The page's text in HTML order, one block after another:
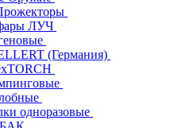
ЛУЧ
(Германия)
одноразовые